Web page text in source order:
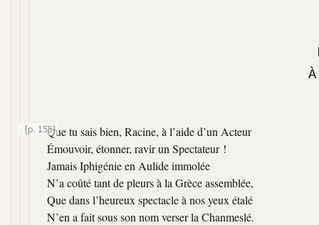
{p. 155}Que tu sais bien, Racine, à l’aide d’un Acteur
Émouvoir, étonner, ravir un Spectateur !
Jamais Iphigénie en Aulide immolée
N’a coûté tant de pleurs à la Grèce assemblée,
Que dans l’heureux spectacle à nos yeux étalé
N’en a fait sous son nom verser la Chanmeslé.